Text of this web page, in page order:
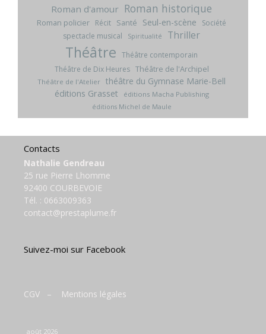
Roman d'amour Roman historique
Roman policier Récit Santé Seul-en-scène
Société
spectacle musical
Spiritualité Thriller
Théâtre Théâtre contemporain
Théâtre de Dix Heures Théâtre de l'Archipel
Théâtre de l'Atelier théâtre du Gymnase Marie-Bell
éditions Grasset
éditions Macha Publishing
éditions Michel de Maule
Contacts
Nathalie Gendreau
25 rue Pierre Lhomme
92400 COURBEVOIE
Tél. : 0663009363
contact@prestaplume.fr
Suivez-moi sur Facebook
CGV – Mentions légales
août 2026